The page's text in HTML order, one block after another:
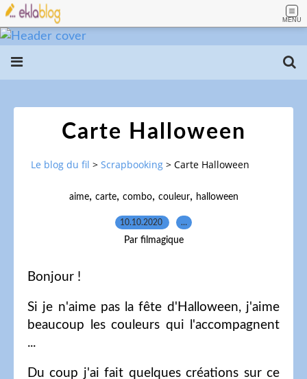
MENU
Carte Halloween
Le blog du fil > Scrapbooking > Carte Halloween
aime, carte, combo, couleur, halloween
10.10.2020 …
Par filmagique
Bonjour !
Si je n'aime pas la fête d'Halloween, j'aime
beaucoup les couleurs qui l'accompagnent
...
Du coup j'ai fait quelques créations sur ce